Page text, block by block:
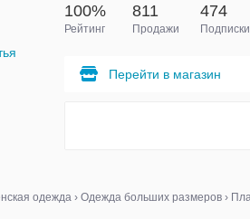
100%
Рейтинг
811
Продажи
474
Подписки
Перейти в магазин
одежда › Одежда больших размеров ›